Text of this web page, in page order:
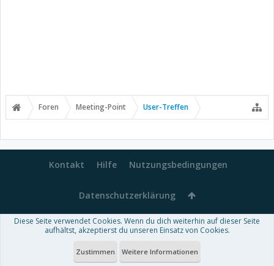
Foren Meeting-Point User-Treffen
Kontakt Hilfe Nutzungsbedingungen
Datenschutzerklärung
Forum software by XenForo™-Deutsch von xenDach
Theme designed byThemeHouse
Diese Seite verwendet Cookies. Wenn du dich weiterhin auf dieser Seite
aufhältst, akzeptierst du unseren Einsatz von Cookies.
Zustimmen Weitere Informationen